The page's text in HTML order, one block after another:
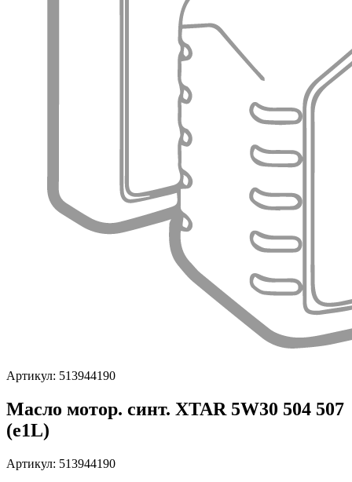
Артикул: 513944190
Масло мотор. синт. XTAR 5W30 504 507
(e1L)
Артикул: 513944190